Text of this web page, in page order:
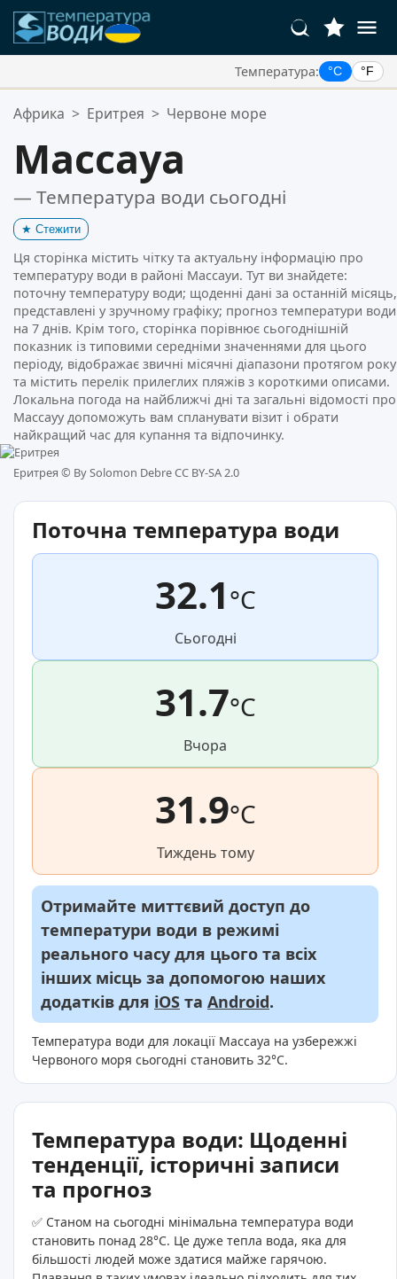
Температура: °C °F
Ваші Улюблені Місця:
Африка > Еритрея > Червоне море
Массауа
— Температура води сьогодні
★ Стежити
Ця сторінка містить чітку та актуальну інформацію про
температуру води в районі Массауи. Тут ви знайдете:
поточну температуру води; щоденні дані за останній місяць,
представлені у зручному графіку; прогноз температури води
на 7 днів. Крім того, сторінка порівнює сьогоднішній
показник із типовими середніми значеннями для цього
періоду, відображає звичні місячні діапазони протягом року
та містить перелік прилеглих пляжів з короткими описами.
Локальна погода на найближчі дні та загальні відомості про
Массауу допоможуть вам спланувати візит і обрати
найкращий час для купання та відпочинку.
Еритрея © By Solomon Debre CC BY-SA 2.0
Поточна температура води
32.1°C
Сьогодні
31.7°C
Вчора
31.9°C
Тиждень тому
Отримайте миттєвий доступ до
температури води в режимі
реального часу для цього та всіх
інших місць за допомогою наших
додатків для iOS та Android.
Температура води для локації Массауа на узбережжі
Червоного моря сьогодні становить 32°C.
Температура води: Щоденні
тенденції, історичні записи
та прогноз
✅ Станом на сьогодні мінімальна температура води
становить понад 28°C. Це дуже тепла вода, яка для
більшості людей може здатися майже гарячою.